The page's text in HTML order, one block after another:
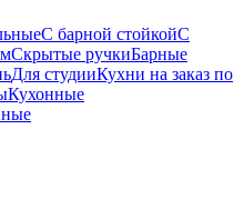
С барной стойкойС
Скрытые ручкиБарные
Для студииКухни на заказ по
Кухонные